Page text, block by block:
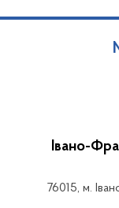
Івано-
76015, м.